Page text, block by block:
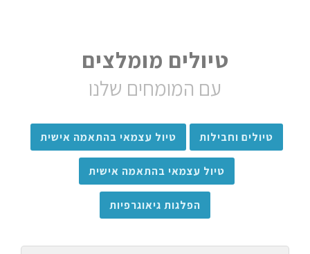
טיולים מומלצים
עם המומחים שלנו
טיולים וחבילות טיול עצמאי בהתאמה אישית
טיול עצמאי בהתאמה אישית
הפלגות גיאוגרפיות